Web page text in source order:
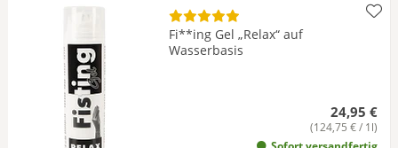
Fi**ing Gel „Relax“ auf
Wasserbasis
24,95 €
(124,75 € / 1l)